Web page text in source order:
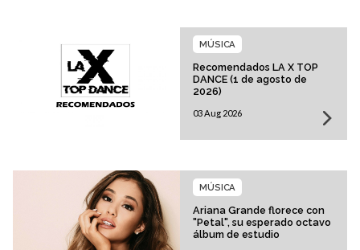
Recomendados LA X TOP
DANCE (1 de agosto de
2026)
MÚSICA
03 Aug 2026
Ariana Grande florece con
"Petal", su esperado octavo
álbum de estudio
MÚSICA